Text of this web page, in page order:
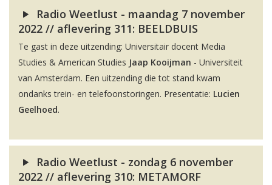
Radio Weetlust - maandag 7 november
2022 // aflevering 311: BEELDBUIS
Te gast in deze uitzending: Universitair docent Media
Studies & American Studies Jaap Kooijman - Universiteit
van Amsterdam. Een uitzending die tot stand kwam
ondanks trein- en telefoonstoringen. Presentatie: Lucien
Geelhoed.
Radio Weetlust - zondag 6 november
2022 // aflevering 310: METAMORF